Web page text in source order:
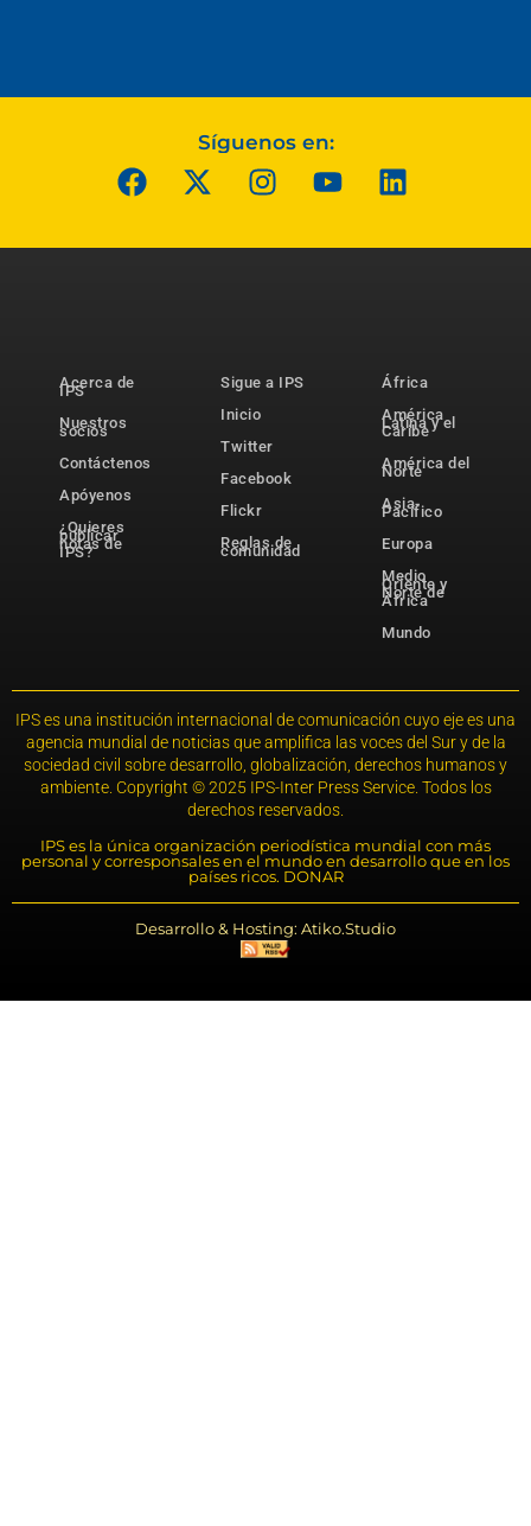
Síguenos en:
Acerca de
IPS
Nuestros
socios
Contáctenos
Apóyenos
¿Quieres
publicar
notas de
IPS?
Sigue a IPS
Inicio
Twitter
Facebook
Flickr
Reglas de
comunidad
África
América
Latina y el
Caribe
América del
Norte
Asia-
Pacífico
Europa
Medio
Oriente y
Norte de
África
Mundo
IPS es una institución internacional de comunicación cuyo eje es una
agencia mundial de noticias que amplifica las voces del Sur y de la
sociedad civil sobre desarrollo, globalización, derechos humanos y
ambiente. Copyright © 2025 IPS-Inter Press Service. Todos los
derechos reservados.
IPS es la única organización periodística mundial con más
personal y corresponsales en el mundo en desarrollo que en los
países ricos. DONAR
Desarrollo & Hosting: Atiko.Studio